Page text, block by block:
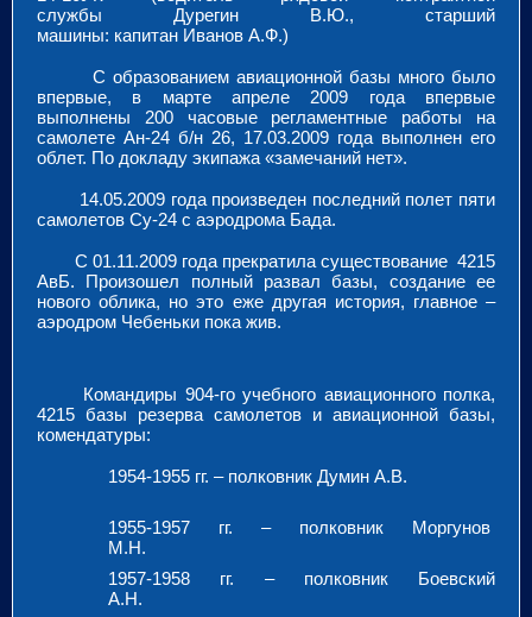
службы Дурегин В.Ю., старший
машины: капитан Иванов А.Ф.)
С образованием авиационной базы много было
впервые, в марте апреле 2009 года впервые
выполнены 200 часовые регламентные работы на
самолете Ан-24 б/н 26, 17.03.2009 года выполнен его
облет. По докладу экипажа «замечаний нет».
14.05.2009 года произведен последний полет пяти
самолетов Су-24 с аэродрома Бада.
С 01.11.2009 года прекратила существование 4215
АвБ. Произошел полный развал базы, создание ее
нового облика, но это еже другая история, главное –
аэродром Чебеньки пока жив.
Командиры 904-го учебного авиационного полка,
4215 базы резерва самолетов и авиационной базы,
комендатуры:
1954-1955 гг. – полковник Думин А.В.
1955-1957 гг. – полковник Моргунов
М.Н.
1957-1958 гг. – полковник Боевский
А.Н.